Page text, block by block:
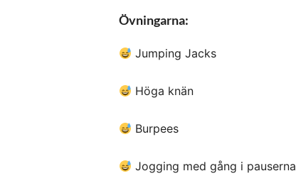
Övningarna:
Jumping Jacks
Höga knän
Burpees
Jogging med gång i pauserna